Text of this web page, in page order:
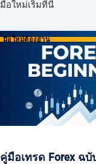
มือใหม่เริ่มที่นี่
มือใหม่ต้องอ่าน
คู่มือเทรด Forex ฉ